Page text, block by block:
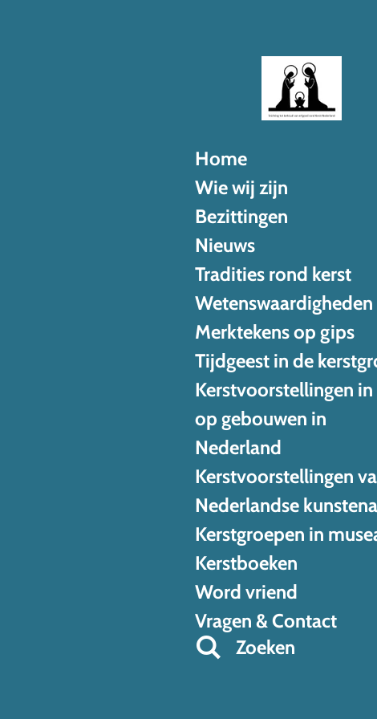
Home
Wie wij zijn
Bezittingen
Nieuws
Tradities rond kerst
Wetenswaardigheden
Merktekens op gips
Tijdgeest in de
Kerstvoorstellingen in
op gebouwen in
Nederland
Kerstvoorstellingen
Nederlandse
Kerstgroepen in
Kerstboeken
Word vriend
Vragen & Contact
Zoeken